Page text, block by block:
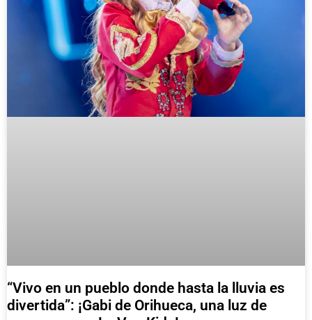
“Vivo en un pueblo donde hasta la lluvia es
divertida”: ¡Gabi de Orihueca, una luz de